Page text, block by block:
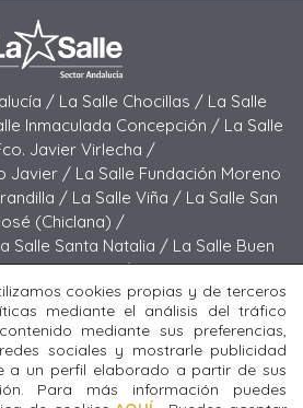
/ La Salle Chocillas / La Salle
Inmaculada Concepción / La Salle
Javier Virlecha /
Javier / La Salle Fundación Moreno
/ La Salle Viña / La Salle San
(Chiclana) /
Salle Santa Natalia / La Salle Buen
Corazón /La Salle San José
Salle El Carmen (Melilla) /
/La Salle El Carmen (San Fernando) /
/La Salle Felipe Benito /La Salle La
Purísima
cookies propias y de terceros
mediante el análisis del tráfico
mediante sus preferencias,
sociales y mostrarle publicidad
a un perfil elaborado a partir de sus
Para más información puedes